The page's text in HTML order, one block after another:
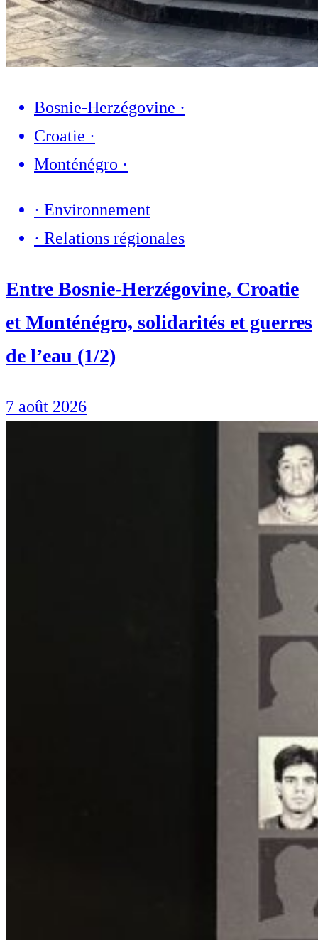
Bosnie-Herzégovine ·
Croatie ·
Monténégro ·
· Environnement
· Relations régionales
Entre Bosnie-Herzégovine, Croatie
et Monténégro, solidarités et guerres
de l’eau (1/2)
7 août 2026